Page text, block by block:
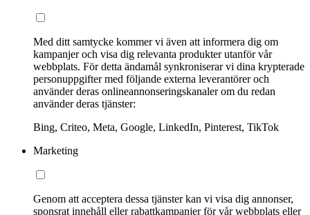
Med ditt samtycke kommer vi även att informera dig om
kampanjer och visa dig relevanta produkter utanför vår
webbplats. För detta ändamål synkroniserar vi dina krypterade
personuppgifter med följande externa leverantörer och
använder deras onlineannonseringskanaler om du redan
använder deras tjänster:
Bing, Criteo, Meta, Google, LinkedIn, Pinterest, TikTok
Marketing
Genom att acceptera dessa tjänster kan vi visa dig annonser,
sponsrat innehåll eller rabattkampanjer för vår webbplats eller